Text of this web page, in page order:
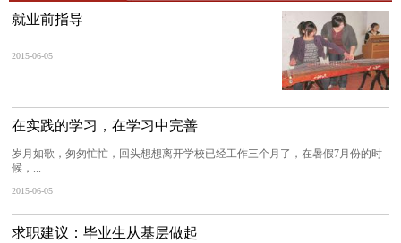
就业前指导
2015-06-05
在实践的学习，在学习中完善
岁月如歌，匆匆忙忙，回头想想离开学校已经工作三个月了，在暑假7月份的时
候，...
2015-06-05
求职建议：毕业生从基层做起